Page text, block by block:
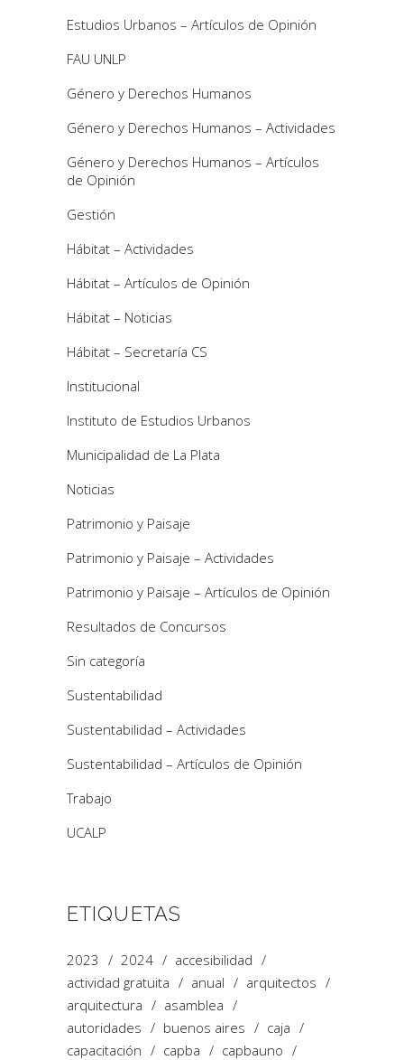
Estudios Urbanos – Artículos de Opinión
FAU UNLP
Género y Derechos Humanos
Género y Derechos Humanos – Actividades
Género y Derechos Humanos – Artículos
de Opinión
Gestión
Hábitat – Actividades
Hábitat – Artículos de Opinión
Hábitat – Noticias
Hábitat – Secretaría CS
Institucional
Instituto de Estudios Urbanos
Municipalidad de La Plata
Noticias
Patrimonio y Paisaje
Patrimonio y Paisaje – Actividades
Patrimonio y Paisaje – Artículos de Opinión
Resultados de Concursos
Sin categoría
Sustentabilidad
Sustentabilidad – Actividades
Sustentabilidad – Artículos de Opinión
Trabajo
UCALP
ETIQUETAS
2023 2024
accesibilidad
actividad gratuita
anual
arquitectos
arquitectura
asamblea
autoridades
buenos aires
caja
capacitación
capba
capbauno